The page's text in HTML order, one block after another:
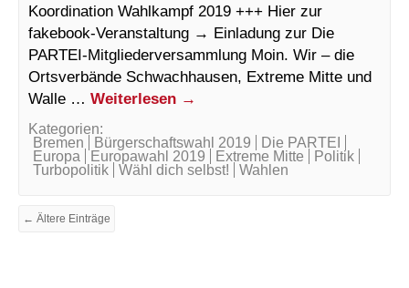
Koordination Wahlkampf 2019 +++ Hier zur
fakebook-Veranstaltung → Einladung zur Die
PARTEI-Mitgliederversammlung Moin. Wir – die
Ortsverbände Schwachhausen, Extreme Mitte und
Walle … Weiterlesen →
Kategorien:
Bremen
Bürgerschaftswahl 2019
Die PARTEI
Europa
Europawahl 2019 Extreme Mitte
Politik
Turbopolitik
Wähl dich selbst! Wahlen
← Ältere Einträge